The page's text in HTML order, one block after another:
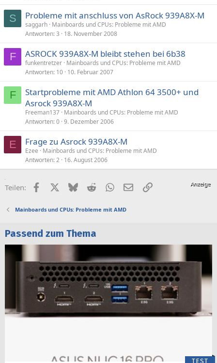
S Probleme mit anschluss von AsRock 939A8X-M
saggarh Mainboards und CPUs: Probleme mit AMD
Antworten 3 18. November 2008
F ASROCK 939A8X-M bleibt stehen bei 6b38
funkentretzer Mainboards und CPUs: Probleme mit AMD
Antworten 10 10. Februar 2007
F
Startprobleme mit AMD Athlon 64 3500+ und
Asrock 939A8X-M
Freeman137 Mainboards und CPUs: Probleme mit AMD
Antworten 0 9. Dezember 2006
E Frage zu Asrock 939A8X-M
Ezee
Mainboards und CPUs: Probleme mit AMD
Antworten 2 16. August 2006
Teilen: FacebookX (Twitter)
BlueskyRedditWhatsApp
E-MailLink
Mainboards und CPUs: Probleme mit AMD
Passend zum Thema